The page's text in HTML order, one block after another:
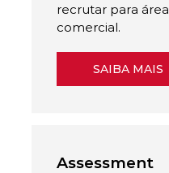
recrutar para área
comercial.
SAIBA MAIS
Assessment